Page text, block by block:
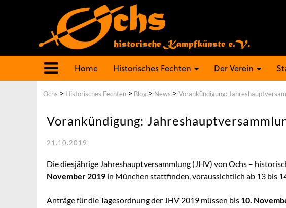
Home Historisches Fechten Der Verein
Ochs > Historisches Fechten > Blog > News >Vorankündigung:
Vorankündigung:
21.10.2019
Die diesjährige Jahreshauptversammlung (JHV) von Ochs –
November 2019in München stattfinden, voraussichtlich ab 13 bis
Anträge für die Tagesordnung der JHV 2019 müssen bis 10.